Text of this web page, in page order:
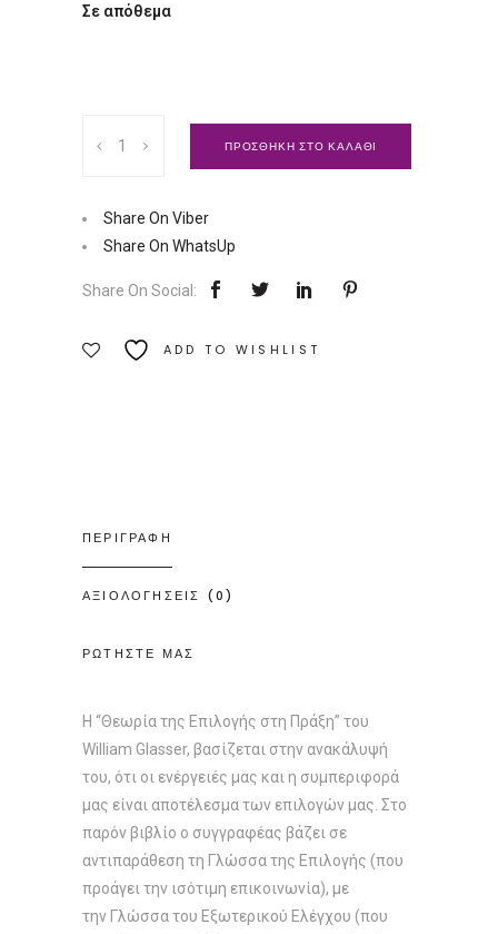
Σε απόθεμα
Θεωρία
Επιλογής
στη
|
Θυμάρι
ΠΡΟΣΘΗΚΗ ΣΤΟ ΚΑΛΑΘΙ
Share On Viber
Share On WhatsUp
Share On Social:
ADD TO WISHLIST
ΠΕΡΙΓΡΑΦΗ
ΑΞΙΟΛΟΓΗΣΕΙΣ (0)
ΡΩΤΗΣΤΕ ΜΑΣ
Η “Θεωρία της Επιλογής στη Πράξη” του
William Glasser, βασίζεται στην ανακάλυψή
του, ότι οι ενέργειές μας και η συμπεριφορά
μας είναι αποτέλεσμα των επιλογών μας. Στο
παρόν βιβλίο ο συγγραφέας βάζει σε
αντιπαράθεση τη Γλώσσα της Επιλογής (που
προάγει την ισότιμη επικοινωνία), με
την Γλώσσα του Εξωτερικού Ελέγχου (που